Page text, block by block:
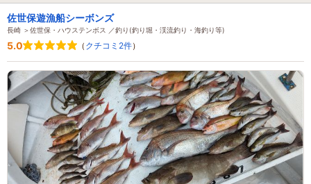
佐世保遊漁船シーボンズ
長崎 ＞佐世保・ハウステンボス ／釣り(釣り堀・渓流釣り・海釣り等)
5.0 （ クチコミ2件）